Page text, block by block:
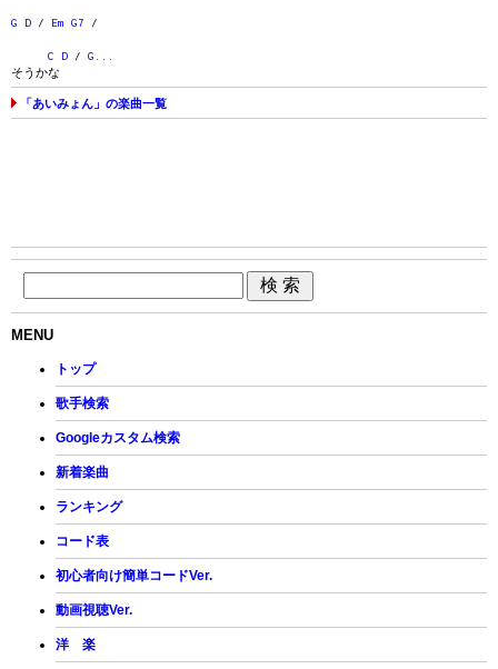
G D / Em G7 /
C D / G
そうかな
「あいみょん」の楽曲一覧
MENU
トップ
歌手検索
Googleカスタム検索
新着楽曲
ランキング
コード表
初心者向け簡単コードVer.
動画視聴Ver.
洋 楽